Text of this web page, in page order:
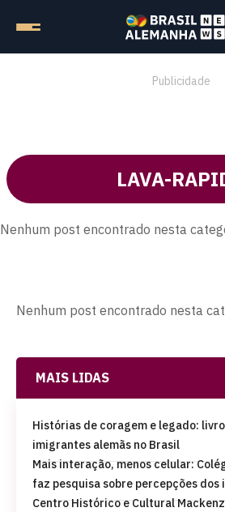
Publicidade
LAVA-
Nenhum post encontrado nesta
Nenhum post encontrado nesta
MAIS LIDAS
Histórias de coragem e legado:
imigrantes alemãs no Brasil
Mais interação, menos celular:
faz pesquisa sobre percepções
Centro Histórico e Cultural